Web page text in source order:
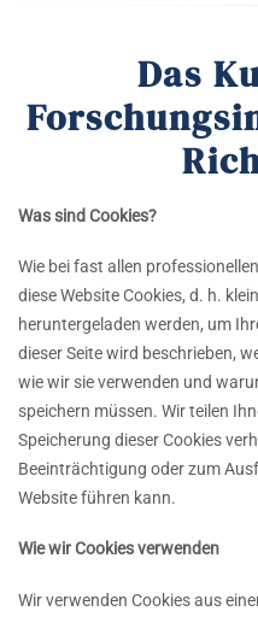
Das
Was sind Cookies?
Wie bei fast allen
diese Website Cookies, d. h.
heruntergeladen werden, um
dieser Seite wird beschrieben,
wie wir sie verwenden und
speichern müssen. Wir teilen
Speicherung dieser Cookies
Beeinträchtigung oder zum
Website führen kann.
Wie wir Cookies verwenden
Wir verwenden Cookies aus